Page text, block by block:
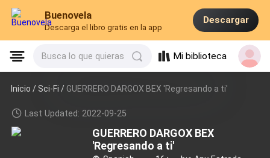
Buenovela
Descarga el libro gratis en la app
Descargar
Busca lo que quieras Mi biblioteca
Inicio / Sci-Fi / GUERRERO DARGOX BEX 'Regresando a ti'
Last Updated: 2022-09-25
GUERRERO DARGOX BEX
'Regresando a ti'